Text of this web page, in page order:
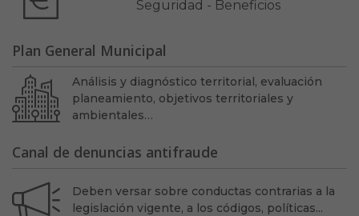
Seguridad - Beneficios
Plan General Municipal
Análisis y diagnóstico territorial, evaluación
planeamiento, objetivos territoriales y
ambientales…
Canal de denuncias antifraude
Deben versar sobre conductas contrarias a la
legislación vigente, a los códigos, políticas...